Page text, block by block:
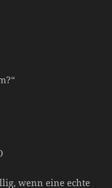
wenn eine echte